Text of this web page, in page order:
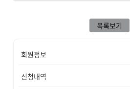
목록보기
회원정보
신청내역